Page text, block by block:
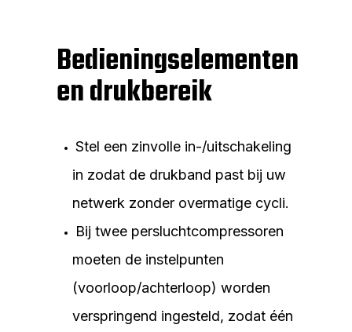
Bedieningselementen
en drukbereik
Stel een zinvolle in-/uitschakeling
in zodat de drukband past bij uw
netwerk zonder overmatige cycli.
Bij twee persluchtcompressoren
moeten de instelpunten
(voorloop/achterloop) worden
verspringend ingesteld, zodat één